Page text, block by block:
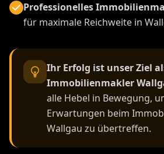
Professionelles
für maximale Reichweite in
Ihr Erfolg ist unser Ziel
Immobilienmakler
alle Hebel in Bewegung,
Erwartungen beim
Wallgau zu übertreffen.